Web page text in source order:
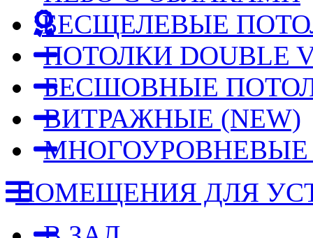
БЕСЩЕЛЕВЫЕ
ПОТОЛКИ DOUBLE
БЕСШОВНЫЕ
ВИТРАЖНЫЕ (NEW)
ПОМЕЩЕНИЯ ДЛЯ